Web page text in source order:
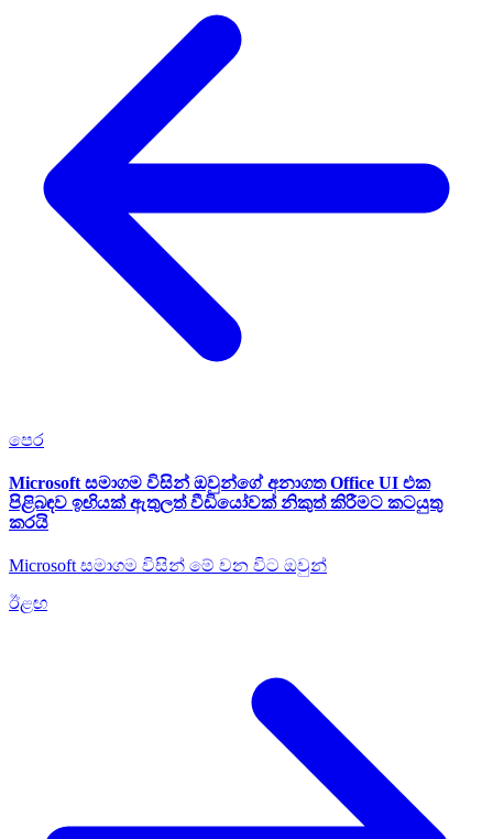
පෙර
Microsoft සමාගම විසින් ඔවුන්ගේ අනාගත Office UI එක
පිළිබඳව ඉඟියක් ඇතුලත් වීඩියෝවක් නිකුත් කිරීමට කටයුතු
කරයි
Microsoft සමාගම විසින් මේ වන විට ඔවුන්
ඊළඟ